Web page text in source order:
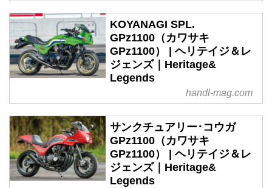
KOYANAGI SPL.
GPz1100（カワサキ
GPz1100） | ヘリテイジ＆レ
ジェンズ｜Heritage&
Legends
handl-mag.com
サンクチュアリー･コウガ
GPz1100（カワサキ
GPz1100） | ヘリテイジ＆レ
ジェンズ｜Heritage&
Legends